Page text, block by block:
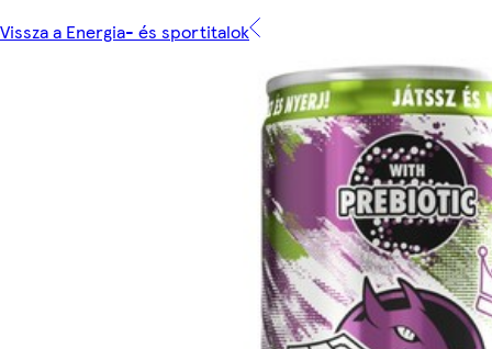
Vissza a Energia- és sportitalok